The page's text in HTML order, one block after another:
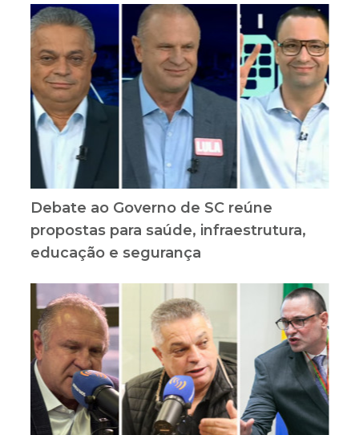
Debate ao Governo de SC reúne
propostas para saúde, infraestrutura,
educação e segurança